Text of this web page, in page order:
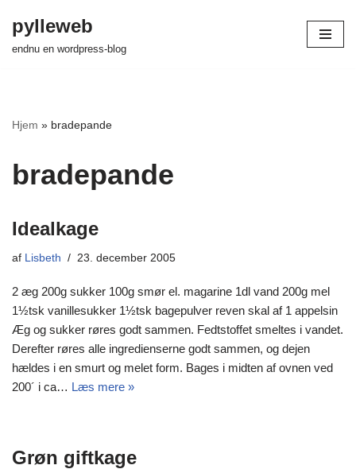
Spring
pylleweb
endnu en wordpress-blog
Hjem » bradepande
bradepande
Idealkage
af Lisbeth 23. december 2005
2 æg 200g sukker 100g smør el. magarine 1dl vand 200g mel
1½tsk vanillesukker 1½tsk bagepulver reven skal af 1 appelsin
Æg og sukker røres godt sammen. Fedtstoffet smeltes i vandet.
Derefter røres alle ingredienserne godt sammen, og dejen
hældes i en smurt og melet form. Bages i midten af ovnen ved
200´ i ca… Læs mere »
Grøn giftkage